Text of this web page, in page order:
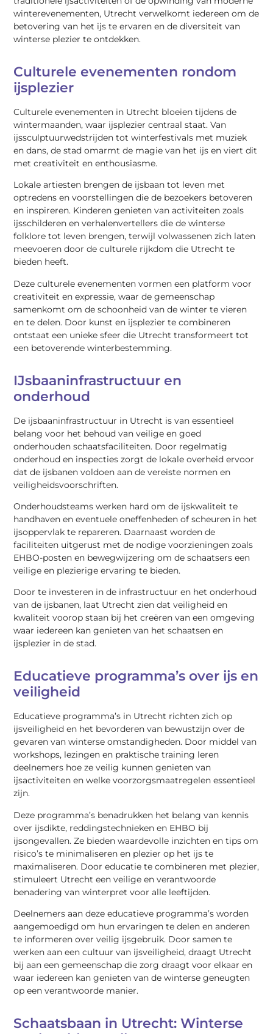
winterevenementen, Utrecht verwelkomt iedereen om de
betovering van het ijs te ervaren en de diversiteit van
winterse plezier te ontdekken.
Culturele evenementen rondom
ijsplezier
Culturele evenementen in Utrecht bloeien tijdens de
wintermaanden, waar ijsplezier centraal staat. Van
ijssculptuurwedstrijden tot winterfestivals met muziek
en dans, de stad omarmt de magie van het ijs en viert dit
met creativiteit en enthousiasme.
Lokale artiesten brengen de ijsbaan tot leven met
optredens en voorstellingen die de bezoekers betoveren
en inspireren. Kinderen genieten van activiteiten zoals
ijsschilderen en verhalenvertellers die de winterse
folklore tot leven brengen, terwijl volwassenen zich laten
meevoeren door de culturele rijkdom die Utrecht te
bieden heeft.
Deze culturele evenementen vormen een platform voor
creativiteit en expressie, waar de gemeenschap
samenkomt om de schoonheid van de winter te vieren
en te delen. Door kunst en ijsplezier te combineren
ontstaat een unieke sfeer die Utrecht transformeert tot
een betoverende winterbestemming.
IJsbaaninfrastructuur en
onderhoud
De ijsbaaninfrastructuur in Utrecht is van essentieel
belang voor het behoud van veilige en goed
onderhouden schaatsfaciliteiten. Door regelmatig
onderhoud en inspecties zorgt de lokale overheid ervoor
dat de ijsbanen voldoen aan de vereiste normen en
veiligheidsvoorschriften.
Onderhoudsteams werken hard om de ijskwaliteit te
handhaven en eventuele oneffenheden of scheuren in het
ijsoppervlak te repareren. Daarnaast worden de
faciliteiten uitgerust met de nodige voorzieningen zoals
EHBO-posten en bewegwijzering om de schaatsers een
veilige en plezierige ervaring te bieden.
Door te investeren in de infrastructuur en het onderhoud
van de ijsbanen, laat Utrecht zien dat veiligheid en
kwaliteit voorop staan bij het creëren van een omgeving
waar iedereen kan genieten van het schaatsen en
ijsplezier in de stad.
Educatieve programma’s over ijs en
veiligheid
Educatieve programma’s in Utrecht richten zich op
ijsveiligheid en het bevorderen van bewustzijn over de
gevaren van winterse omstandigheden. Door middel van
workshops, lezingen en praktische training leren
deelnemers hoe ze veilig kunnen genieten van
ijsactiviteiten en welke voorzorgsmaatregelen essentieel
zijn.
Deze programma’s benadrukken het belang van kennis
over ijsdikte, reddingstechnieken en EHBO bij
ijsongevallen. Ze bieden waardevolle inzichten en tips om
risico’s te minimaliseren en plezier op het ijs te
maximaliseren. Door educatie te combineren met plezier,
stimuleert Utrecht een veilige en verantwoorde
benadering van winterpret voor alle leeftijden.
Deelnemers aan deze educatieve programma’s worden
aangemoedigd om hun ervaringen te delen en anderen
te informeren over veilig ijsgebruik. Door samen te
werken aan een cultuur van ijsveiligheid, draagt Utrecht
bij aan een gemeenschap die zorg draagt voor elkaar en
waar iedereen kan genieten van de winterse geneugten
op een verantwoorde manier.
Schaatsbaan in Utrecht: Winterse